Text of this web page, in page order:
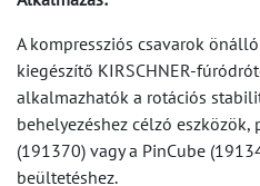
A kompressziós csavarok
kiegészítő KIRSCHNER-
alkalmazhatók a rotációs
behelyezéshez célzó
(191370) vagy a PinCube
beültetéshez.